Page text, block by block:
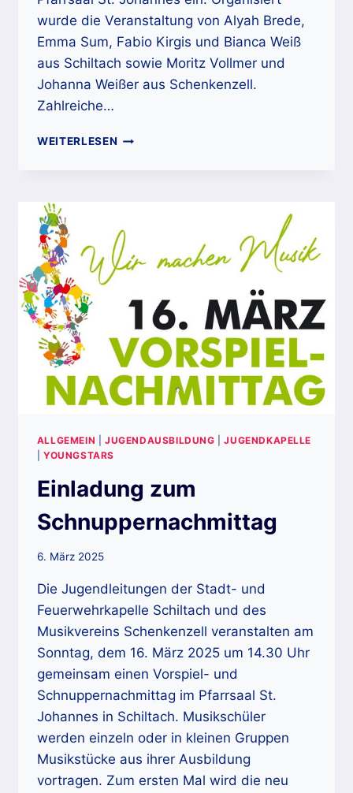
wurde die Veranstaltung von Alyah Brede,
Emma Sum, Fabio Kirgis und Bianca Weiß
aus Schiltach sowie Moritz Vollmer und
Johanna Weißer aus Schenkenzell.
Zahlreiche…
WEITERLESENVORSPIEL-
ALLGEMEIN |JUGENDAUSBILDUNG |JUGENDKAPELLE
|YOUNGSTARS
Einladung zum
Schnuppernachmittag
6. März 2025
Die Jugendleitungen der Stadt- und
Feuerwehrkapelle Schiltach und des
Musikvereins Schenkenzell veranstalten am
Sonntag, dem 16. März 2025 um 14.30 Uhr
gemeinsam einen Vorspiel- und
Schnuppernachmittag im Pfarrsaal St.
Johannes in Schiltach. Musikschüler
werden einzeln oder in kleinen Gruppen
Musikstücke aus ihrer Ausbildung
vortragen. Zum ersten Mal wird die neu